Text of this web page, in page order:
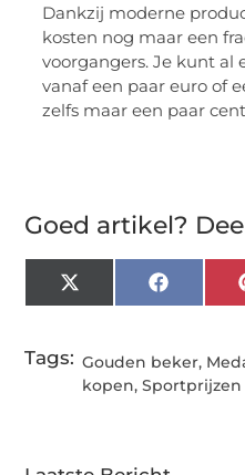
Dankzij moderne
kosten nog maar een
voorgangers. Je kunt al
vanaf een paar euro of
zelfs maar een paar
Goed artikel?
X
(Twitter)
Tags: Gouden beker,
kopen, Sportprijzen